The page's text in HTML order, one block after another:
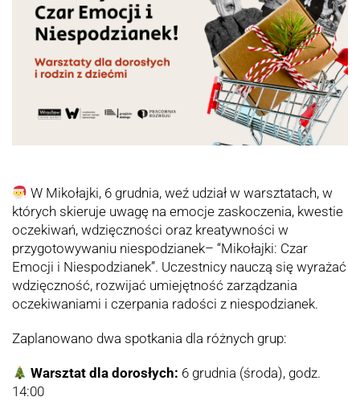
W Mikołajki, 6 grudnia, weź udział w warsztatach, w
których skieruje uwagę na emocje zaskoczenia, kwestie
oczekiwań, wdzięczności oraz kreatywności w
przygotowywaniu niespodzianek– “Mikołajki: Czar
Emocji i Niespodzianek”. Uczestnicy nauczą się wyrażać
wdzięczność, rozwijać umiejętność zarządzania
oczekiwaniami i czerpania radości z niespodzianek.
Zaplanowano dwa spotkania dla różnych grup:
Warsztat dla dorosłych: 6 grudnia (środa), godz.
14:00